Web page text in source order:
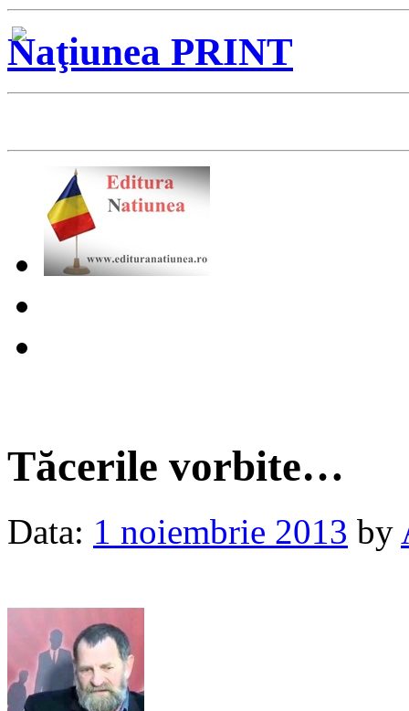
Naţiunea PRINT
Tăcerile vorbite…
Data: 1 noiembrie 2013 by